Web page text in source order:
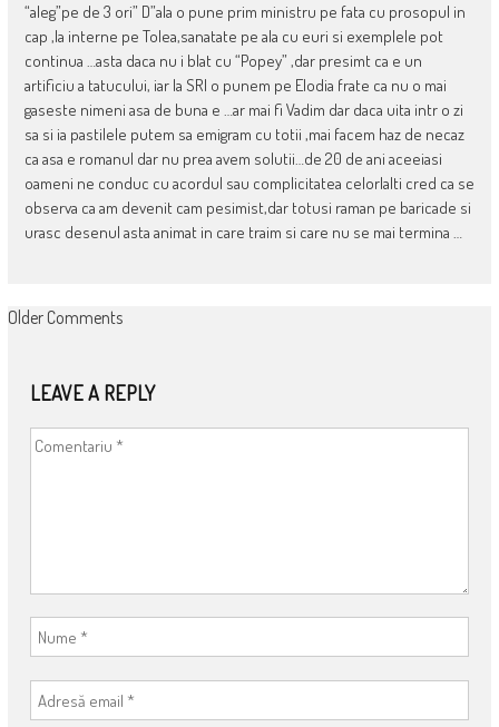
“aleg”pe de 3 ori” D”ala o pune prim ministru pe fata cu prosopul in
cap ,la interne pe Tolea,sanatate pe ala cu euri si exemplele pot
continua …asta daca nu i blat cu “Popey” ,dar presimt ca e un
artificiu a tatucului, iar la SRI o punem pe Elodia frate ca nu o mai
gaseste nimeni asa de buna e …ar mai fi Vadim dar daca uita intr o zi
sa si ia pastilele putem sa emigram cu totii ,mai facem haz de necaz
ca asa e romanul dar nu prea avem solutii…de 20 de ani aceeiasi
oameni ne conduc cu acordul sau complicitatea celorlalti cred ca se
observa ca am devenit cam pesimist,dar totusi raman pe baricade si
urasc desenul asta animat in care traim si care nu se mai termina …
COMMENT
Older Comments
LEAVE A REPLY